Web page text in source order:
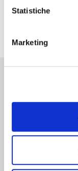
Statistiche
Marketing
MILANO